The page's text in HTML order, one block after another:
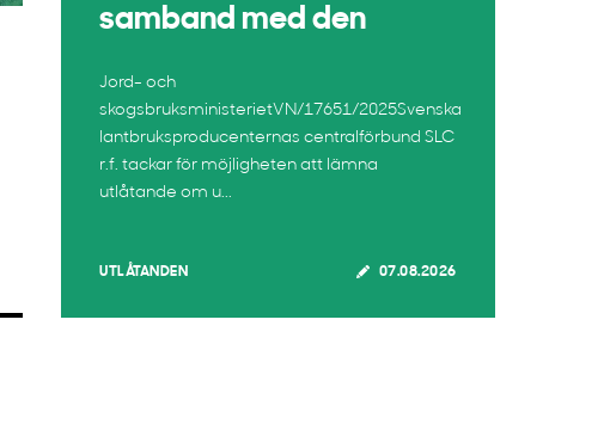
samband med den
Jord- och
skogsbruksministerietVN/17651/2025Svenska
lantbruksproducenternas centralförbund SLC
r.f. tackar för möjligheten att lämna
utlåtande om u...
UTLÅTANDEN 07.08.2026